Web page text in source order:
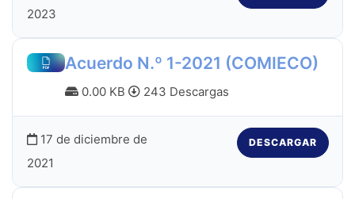
2023
Acuerdo N.º 1-2021 (COMIECO)
0.00 KB 243 Descargas
17 de diciembre de
2021
DESCARGAR